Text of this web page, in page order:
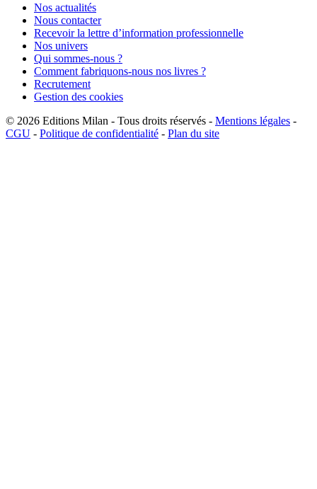
Nos actualités
Nous contacter
Recevoir la lettre d’information professionnelle
Nos univers
Qui sommes-nous ?
Comment fabriquons-nous nos livres ?
Recrutement
Gestion des cookies
© 2026 Editions Milan - Tous droits réservés - Mentions légales -
CGU - Politique de confidentialité - Plan du site